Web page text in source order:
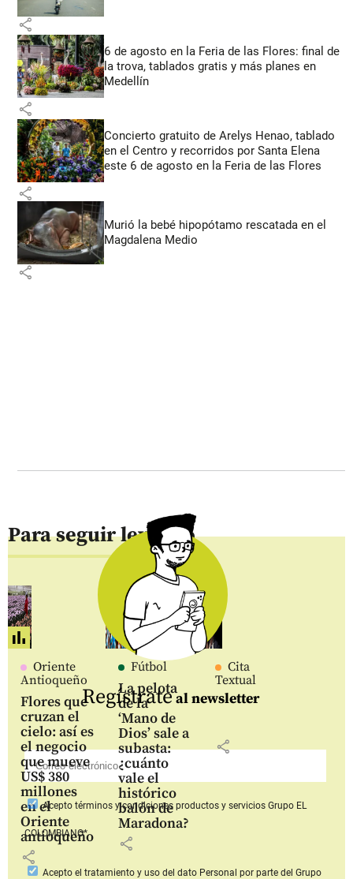
share
6 de agosto en la Feria de las Flores: final de
la trova, tablados gratis y más planes en
Medellín
share
Concierto gratuito de Arelys Henao, tablado
en el Centro y recorridos por Santa Elena
este 6 de agosto en la Feria de las Flores
share
Murió la bebé hipopótamo rescatada en el
Magdalena Medio
share
Para seguir leyendo
Oriente
Antioqueño
Flores que
cruzan el
cielo: así es
el negocio
que mueve
US$ 380
millones
en el
Oriente
antioqueño
share
Fútbol
La pelota
de la
‘Mano de
Dios’ sale a
subasta:
¿cuánto
vale el
histórico
balón de
Maradona?
share
Cita
Textual
share
Regístrateal newsletter
Aceptotérminos y condiciones productos y serviciosGrupo EL
COLOMBIANO*
Acepto el tratamiento y uso del dato Personal por parte del Grupo